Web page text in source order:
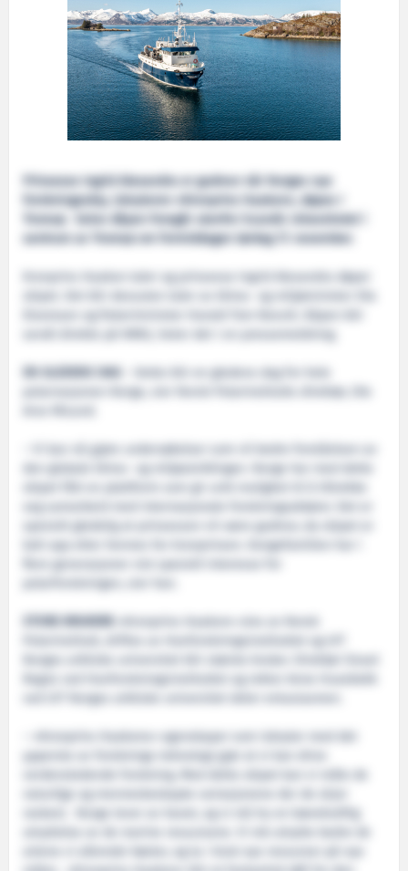
Prinsesse Ingrid Alexandra er gudmor når Norges nye
forskningsskip, isbryteren «Kronprins Haakon», døpes i
Tromsø. Selve dåpen foregår utenfor Scandic Ishavshotel i
sentrum av Tromsø om formiddagen lørdag 17. november.
Kronprins Haakon taler og prinsesse Ingrid Alexandra døper
Elvestuen og fiskeriminister Harald Tom Nesvik. Dåpen blir
EN GLEDENS DAG
– Dette blir en gledens dag for hele
polarnasjonen Norge, sier Norsk Polarinstitutts direktør, Ole
– Vi kan nå gjøre undersøkelser som vil bedre forståelsen av
den globale klima- og miljøutviklingen. Norge har med dette
skipet fått en plattform som gir unik mulighet til å tiltrekke
seg samarbeid med internasjonale forskningsaktører. Det er
spesielt gledelig at prinsessen vil være gudmor, da skipet er
kalt opp etter hennes far kronprinsen. Kongefamilien har i
flere generasjoner vist spesiell interesse for
polarforskningen, sier han.
STORE BRUKERE
«Kronprins Haakon» eies av Norsk
Polarinstitutt, driftes av Havforskningsinstituttet og UiT
Norges arktiske universitet blir største bruker. Direktør Sissel
Rogne ved Havforskningsinstituttet og rektor Anne Husebekk
ved UiT Norges arktiske universitet deler entusiasmen.
– «Kronprins Haakons» egenskaper som isbryter med det
ypperste av forsknings-teknologi gjør at vi kan drive
verdensledende forskning. Med dette skipet kan vi måle de
naturlige og menneskeskapte variasjonene der de skjer
raskest. Norge lever av havet, og vi må ha en bærekraftig
artene vi allerede høster, og ta i bruk nye ressurser på nye